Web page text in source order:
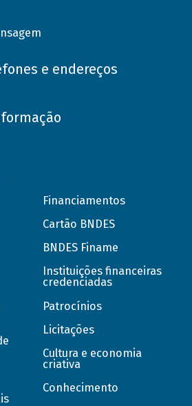
e endereços
Financiamentos
Cartão BNDES
BNDES Finame
Instituições financeiras
credenciadas
Patrocínios
Licitações
Cultura e economia
criativa
Conhecimento